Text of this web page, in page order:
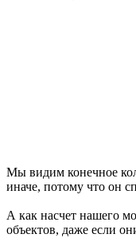
Мы видим конечное
иначе, потому что он
А как насчет нашего
объектов, даже если